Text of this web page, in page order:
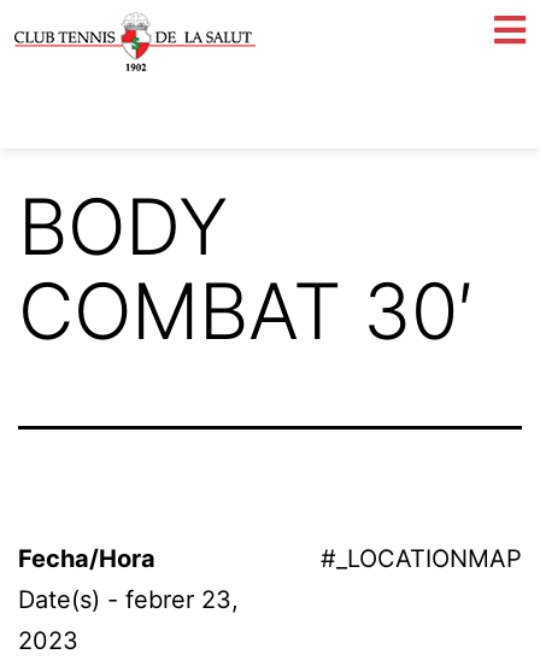
BODY
COMBAT 30′
#_LOCATIONMAP
Fecha/Hora
Date(s) - febrer 23,
2023